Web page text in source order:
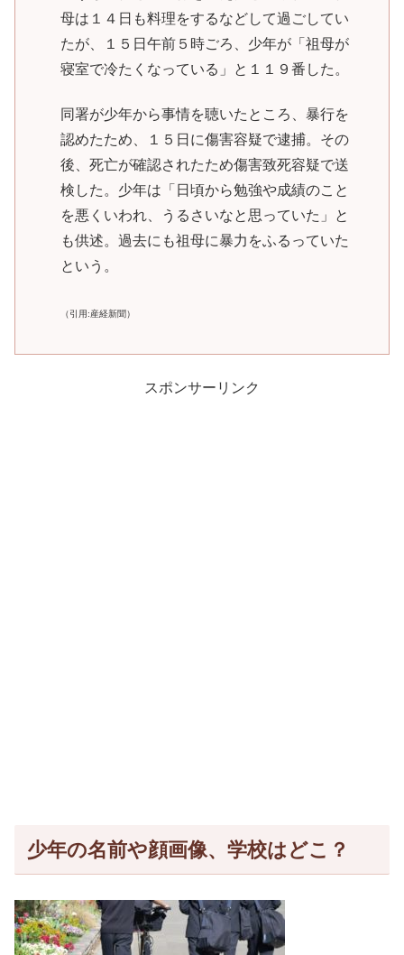
母は１４日も料理をするなどして過ごしてい
たが、１５日午前５時ごろ、少年が「祖母が
寝室で冷たくなっている」と１１９番した。
同署が少年から事情を聴いたところ、暴行を
認めたため、１５日に傷害容疑で逮捕。その
後、死亡が確認されたため傷害致死容疑で送
検した。少年は「日頃から勉強や成績のこと
を悪くいわれ、うるさいなと思っていた」と
も供述。過去にも祖母に暴力をふるっていた
という。
（引用:産経新聞）
スポンサーリンク
少年の名前や顔画像、学校はどこ？